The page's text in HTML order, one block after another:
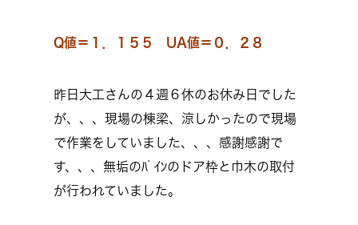
Q値＝１．１５５ UA値＝０．２８
昨日大工さんの４週６休のお休み日でした
が、、、現場の棟梁、涼しかったので現場
で作業をしていました、、、感謝感謝で
す、、、無垢のﾊﾟｲﾝのドア枠と巾木の取付
が行われていました。